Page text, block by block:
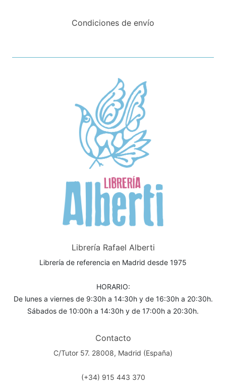
Condiciones de envío
Librería Rafael Alberti
Librería de referencia en Madrid desde 1975
HORARIO:
De lunes a viernes de 9:30h a 14:30h y de 16:30h a 20:30h.
Sábados de 10:00h a 14:30h y de 17:00h a 20:30h.
Contacto
C/Tutor 57. 28008, Madrid (España)
(+34) 915 443 370